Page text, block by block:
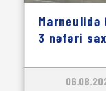
Marneulidə
3 nəfəri